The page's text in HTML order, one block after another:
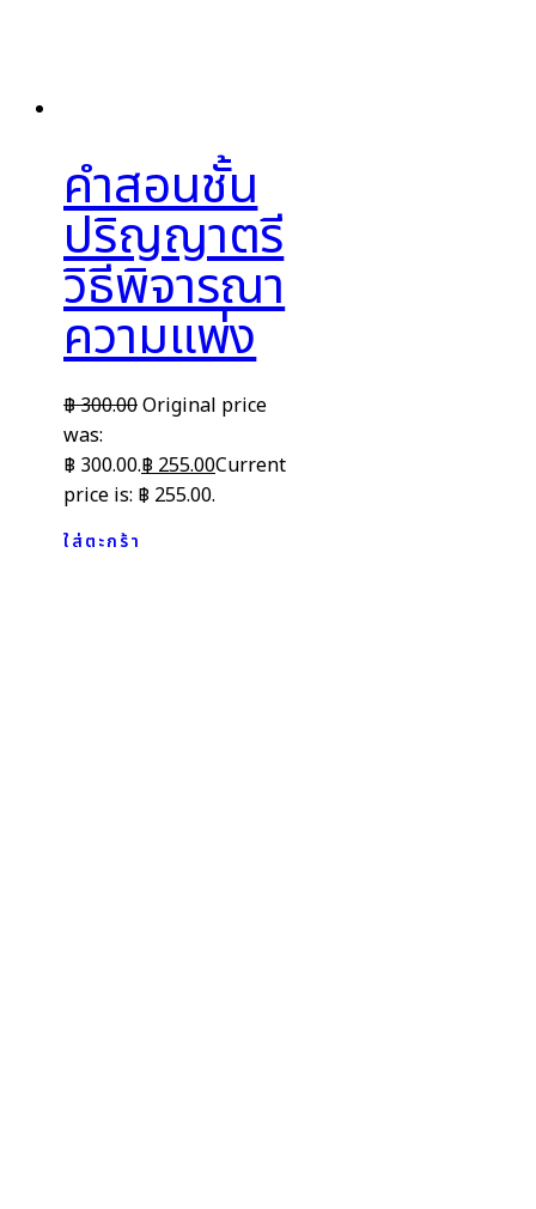
คำสอนชั้น
ปริญญาตรี
วิธีพิจารณา
ความแพ่ง
฿300.00Original price
was:
฿ 300.00.฿255.00Current
price is: ฿ 255.00.
ใส่ตะกร้า